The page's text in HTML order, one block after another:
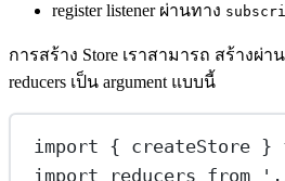
register listener ผ่านทาง
การสร้าง Store เราสามารถ สร้างผ่าน
reducers เป็น argument แบบนี้
import { createStore }
import reducers from